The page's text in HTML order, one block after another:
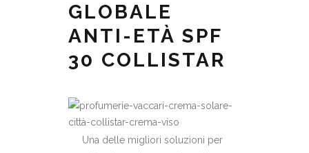
GLOBALE
ANTI-ETÀ SPF
30 COLLISTAR
Una delle migliori soluzioni per